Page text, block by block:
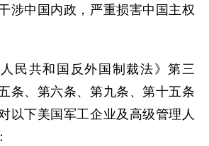
涉中国内政，严重损害中国主权
民共和国反外国制裁法》第三
条、第六条、第九条、第十五条
以下美国军工企业及高级管理人